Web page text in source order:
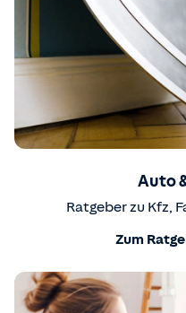
Auto
Ratgeber zu Kfz,
Zum